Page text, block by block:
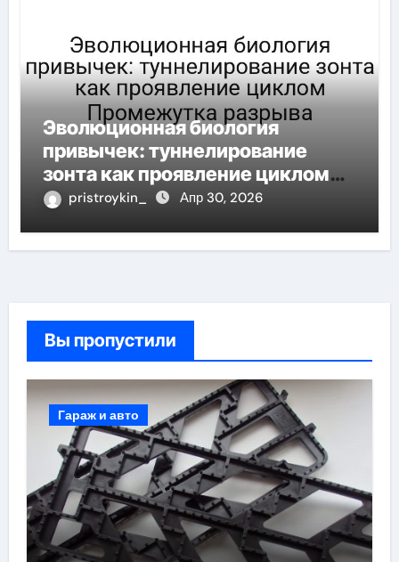
Эволюционная биология
привычек: туннелирование
зонта как проявление циклом
Промежутка разрыва
pristroykin_ Апр 30, 2026
Вы пропустили
Гараж и авто